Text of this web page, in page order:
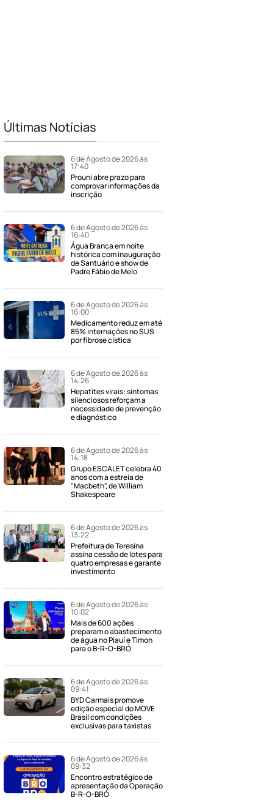
Últimas Notícias
6 de Agosto de 2026 às
17:40
Prouni abre prazo para
comprovar informações da
inscrição
6 de Agosto de 2026 às
16:40
Água Branca em noite
histórica com inauguração
de Santuário e show de
Padre Fábio de Melo
6 de Agosto de 2026 às
16:00
Medicamento reduz em até
85% internações no SUS
por fibrose cística
6 de Agosto de 2026 às
14:26
Hepatites virais: sintomas
silenciosos reforçam a
necessidade de prevenção
e diagnóstico
6 de Agosto de 2026 às
14:18
Grupo ESCALET celebra 40
anos com a estreia de
"Macbeth", de William
Shakespeare
6 de Agosto de 2026 às
13:22
Prefeitura de Teresina
assina cessão de lotes para
quatro empresas e garante
investimento
6 de Agosto de 2026 às
10:02
Mais de 600 ações
preparam o abastecimento
de água no Piauí e Timon
para o B-R-O-BRÓ
6 de Agosto de 2026 às
09:41
BYD Carmais promove
edição especial do MOVE
Brasil com condições
exclusivas para taxistas
6 de Agosto de 2026 às
09:32
Encontro estratégico de
apresentação da Operação
B-R-O-BRÓ